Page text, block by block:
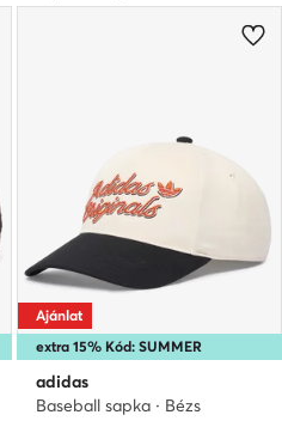
extra 15% Kód: SUMMER
Ajánlat
adidas
Baseball sapka · Bézs